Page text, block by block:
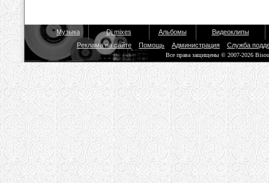
Музыка Dj mixes Альбомы
Видеоклипы
Реклама на сайте
Помощь Администрация Служба
Все права защищены © 2007-2026